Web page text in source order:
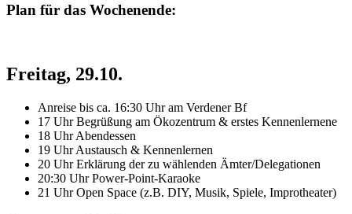
Plan für das Wochenende:
Freitag, 29.10.
Anreise bis ca. 16:30 Uhr am Verdener Bf
17 Uhr Begrüßung am Ökozentrum & erstes Kennenlernene
18 Uhr Abendessen
19 Uhr Austausch & Kennenlernen
20 Uhr Erklärung der zu wählenden Ämter/Delegationen
20:30 Uhr Power-Point-Karaoke
21 Uhr Open Space (z.B. DIY, Musik, Spiele, Improtheater)